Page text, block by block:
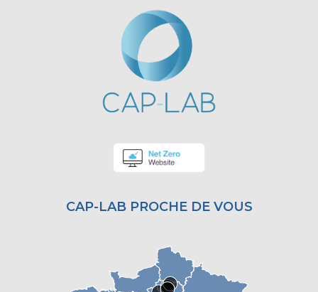
CAP-LAB PROCHE DE VOUS